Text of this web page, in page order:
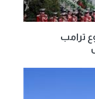
ترامب